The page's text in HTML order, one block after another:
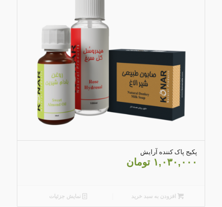
5.00
پکیج پاک کننده آرایش
۱,۰۳۰,۰۰۰ تومان
افزودن به سبد خرید نمایش جزئیات